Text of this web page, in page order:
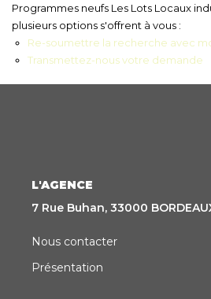
Notre
Notre
Programmes neufs Les Lots Locaux
plusieurs options s'offrent à vous :
Re-soumettre la recherche avec
Transmettez-nous votre demande
L'AGENCE
7 Rue Buhan, 33000
Nous contacter
Présentation